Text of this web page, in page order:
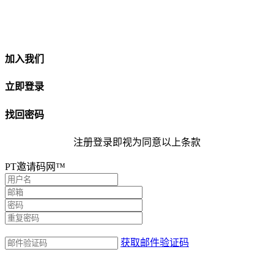
加入我们
立即登录
找回密码
注册登录即视为同意以上条款
PT邀请码网™
获取邮件验证码